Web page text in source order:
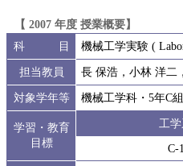
【 2007 年度 授業概要】
科 目
機械工学実験 (
担当教員
長 保浩，小林 洋二
対象学年等
機械工学科・5年C
学習・教育
目標
工
C-